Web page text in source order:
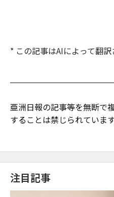
* この記事はAIによって翻訳
亜洲日報の記事等を無断で
することは禁じられています
注目記事